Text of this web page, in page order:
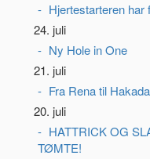
Hjertestarteren har
24. juli
Ny Hole in One
21. juli
Fra Rena til
20. juli
HATTRICK OG
TØMTE!